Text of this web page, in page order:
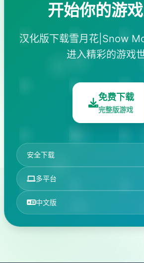
开始你的游
汉化版下载雪月花|Snow
进入精彩的游戏
免费下载
完整版游戏
安全下载
多平台
中文版